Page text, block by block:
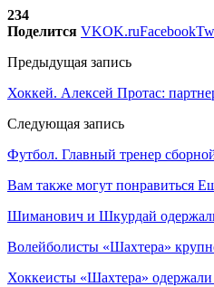
234
Поделится VKOK.ruFacebook
Предыдущая запись
Хоккей. Алексей Протас:
Следующая запись
Футбол. Главный тренер
Вам также могут понравиться
Шиманович и Шкурдай
Волейболисты «Шахтера»
Хоккеисты «Шахтера» одержали